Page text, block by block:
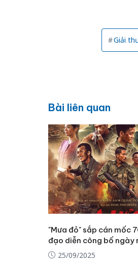
Giải
Bài liên quan
"Mưa đỏ" sắp cán mốc
đạo diễn công bố ngày
25/09/2025